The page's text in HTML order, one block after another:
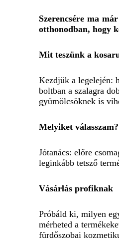
Szerencsére ma
otthonodban, hogy
Mit teszünk a
Kezdjük a legelején:
boltban a szalagra
gyümölcsöknek is
Melyiket válasszam?
Jótanács: előre
leginkább tetsző
Vásárlás profiknak
Próbáld ki, milyen
mérheted a
fürdőszobai